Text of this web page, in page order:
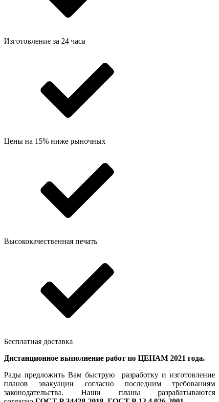
Изготовление за 24 часа
Цены на 15% ниже рыночных
Высококачественная печать
Бесплатная доставка
Дистанционное выполнение работ по ЦЕНАМ 2021 года.
Рады предложить Вам быструю разработку и изготовление
планов эвакуации согласно последним требованиям
законодательства. Наши планы разрабатываются